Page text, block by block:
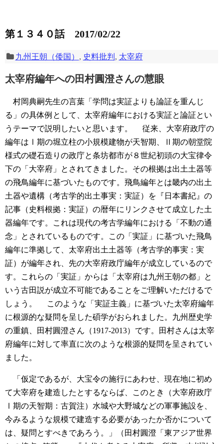
第１３４０話 2017/02/22
九州王朝（倭国） , 史料批判 , 太宰府
太宰府編年への田村圓澄さんの慧眼
村岡典嗣先生の言葉「学問は実証よりも論証を重んじ
る」の具体例として、太宰府編年における実証と論証とい
うテーマで説明したいと思います。
従来、大宰府政庁の
編年はⅠ期の堀立柱の小規模建物が天智期、Ⅱ期の朝堂院
様式の礎石造りの政庁と条坊都市が８世紀初頭の大宝律令
下の「大宰府」とされてきました。その根拠は出土土器等
の飛鳥編年に基づいたものです。飛鳥編年とは畿内の出土
土器や遺構（考古学的出土事実：実証）を『日本書紀』の
記事（史料根拠：実証）の暦年にリンクさせて成立した土
器編年です。これは現代の考古学編年における「不動の通
念」とされているものです。この「実証」に基づいた飛鳥
編年に準拠して、太宰府出土土器等（考古学的事実：実
証）が編年され、先の大宰府政庁編年が成立しているので
す。これらの「実証」からは「太宰府は九州王朝の都」と
いう古田説が成立不可能であることをご理解いただけるで
しょう。
このような「実証主義」に基づいた太宰府編年
に根源的な疑問を呈した碩学がおられました。九州歴史学
の重鎮、田村圓澄さん（1917-2013）です。田村さんは太宰
府編年に対して率直に次のような根源的疑問を呈されてい
ました。
「仮定であるが、大宝令の施行にあわせ、現在地に初め
て大宰府を建造したとするならば、このとき（大宰府政庁
Ⅰ期の天智期：古賀注）水城や大野城などの軍事施設を、
今みるような規模で建造する必要があったか否かについて
は、疑問とすべきであろう。」（田村圓澄「東アジア世界